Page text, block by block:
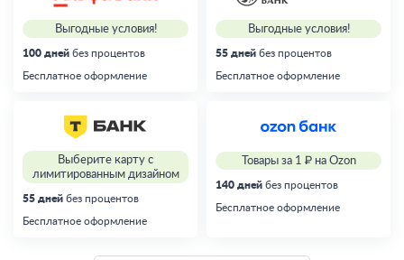
Выгодные условия!
100 дней без процентов
Бесплатное оформление
Выгодные условия!
55 дней без процентов
Бесплатное оформление
Выберите карту с
лимитированным дизайном
55 дней без процентов
Бесплатное оформление
Товары за 1 ₽ на Ozon
140 дней без процентов
Бесплатное оформление